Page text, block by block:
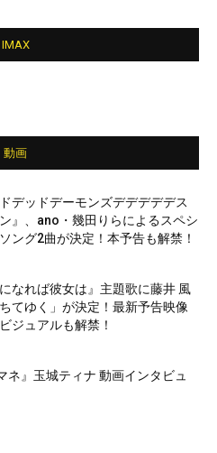
IMAX
動画
デッドデーモンズデデデデデス
』、ano・幾田りらによるスペシ
ング2曲が決定！本予告も解禁！
なれば彼女は』主題歌に藤井 風
てゆく」が決定！最新予告映像
ジュアルも解禁！
ネ』玉城ティナ 動画インタビュ